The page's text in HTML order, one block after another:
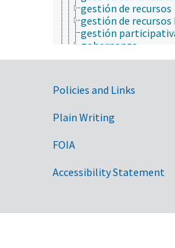
gestión de recursos
gestión de recursos
gestión
gobernanza
identificación de
objetivos
planificación
procedimiento de
sistemas de gestión
toma de decisiones
ley agrícola
Government
Policies and Links
Plain Writing
FOIA
Accessibility Statement